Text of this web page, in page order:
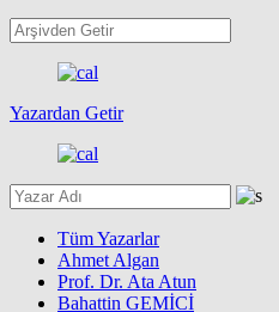
Yazardan Getir
Tüm Yazarlar
Ahmet Algan
Prof. Dr. Ata Atun
Bahattin GEMİCİ